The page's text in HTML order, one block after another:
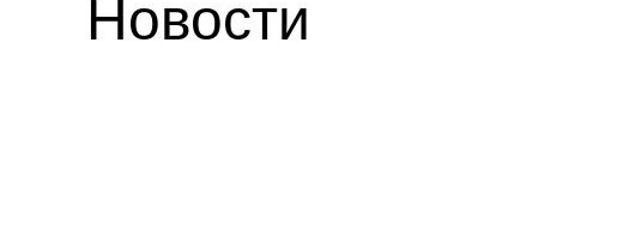
Новости